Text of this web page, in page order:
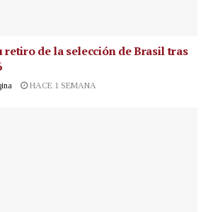
retiro de la selección de Brasil tras
HACE 1 SEMANA